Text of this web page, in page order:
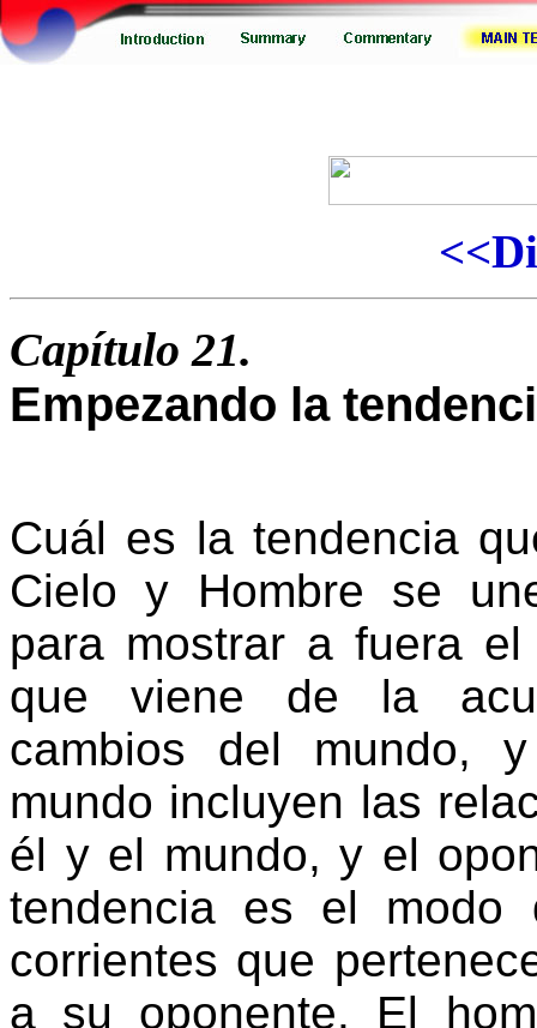
Capítulo 21.
Empezando la
Cuál es la tendencia
Cielo y Hombre se
para mostrar a fuera
que viene de la
cambios del mundo,
mundo incluyen las
él y el mundo, y el
tendencia es el modo
corrientes que
a su oponente. El